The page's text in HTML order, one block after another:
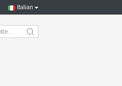
Italian
search